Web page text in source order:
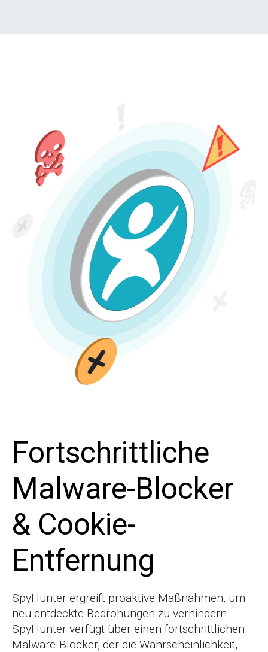
Fortschrittliche
Malware-Blocker
& Cookie-
Entfernung
SpyHunter ergreift proaktive Maßnahmen, um
neu entdeckte Bedrohungen zu verhindern.
SpyHunter verfügt über einen fortschrittlichen
Malware-Blocker, der die Wahrscheinlichkeit,